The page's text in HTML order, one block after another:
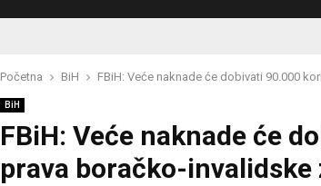
Početna BiH FBiH: Veće naknade će dobivati 90.000
BiH
FBiH: Veće naknade će
prava boračko-invalidske